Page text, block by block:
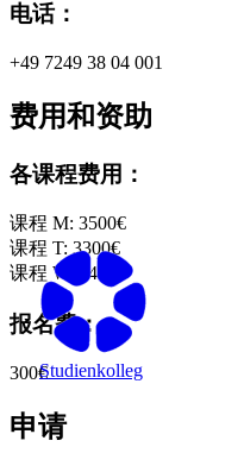
Studienkolleg
电话：
+49 7249 38 04 001
费用和资助
各课程费用：
课程 M: 3500€
课程 T: 3300€
课程 W:
3400€
报名费：
300€
申请